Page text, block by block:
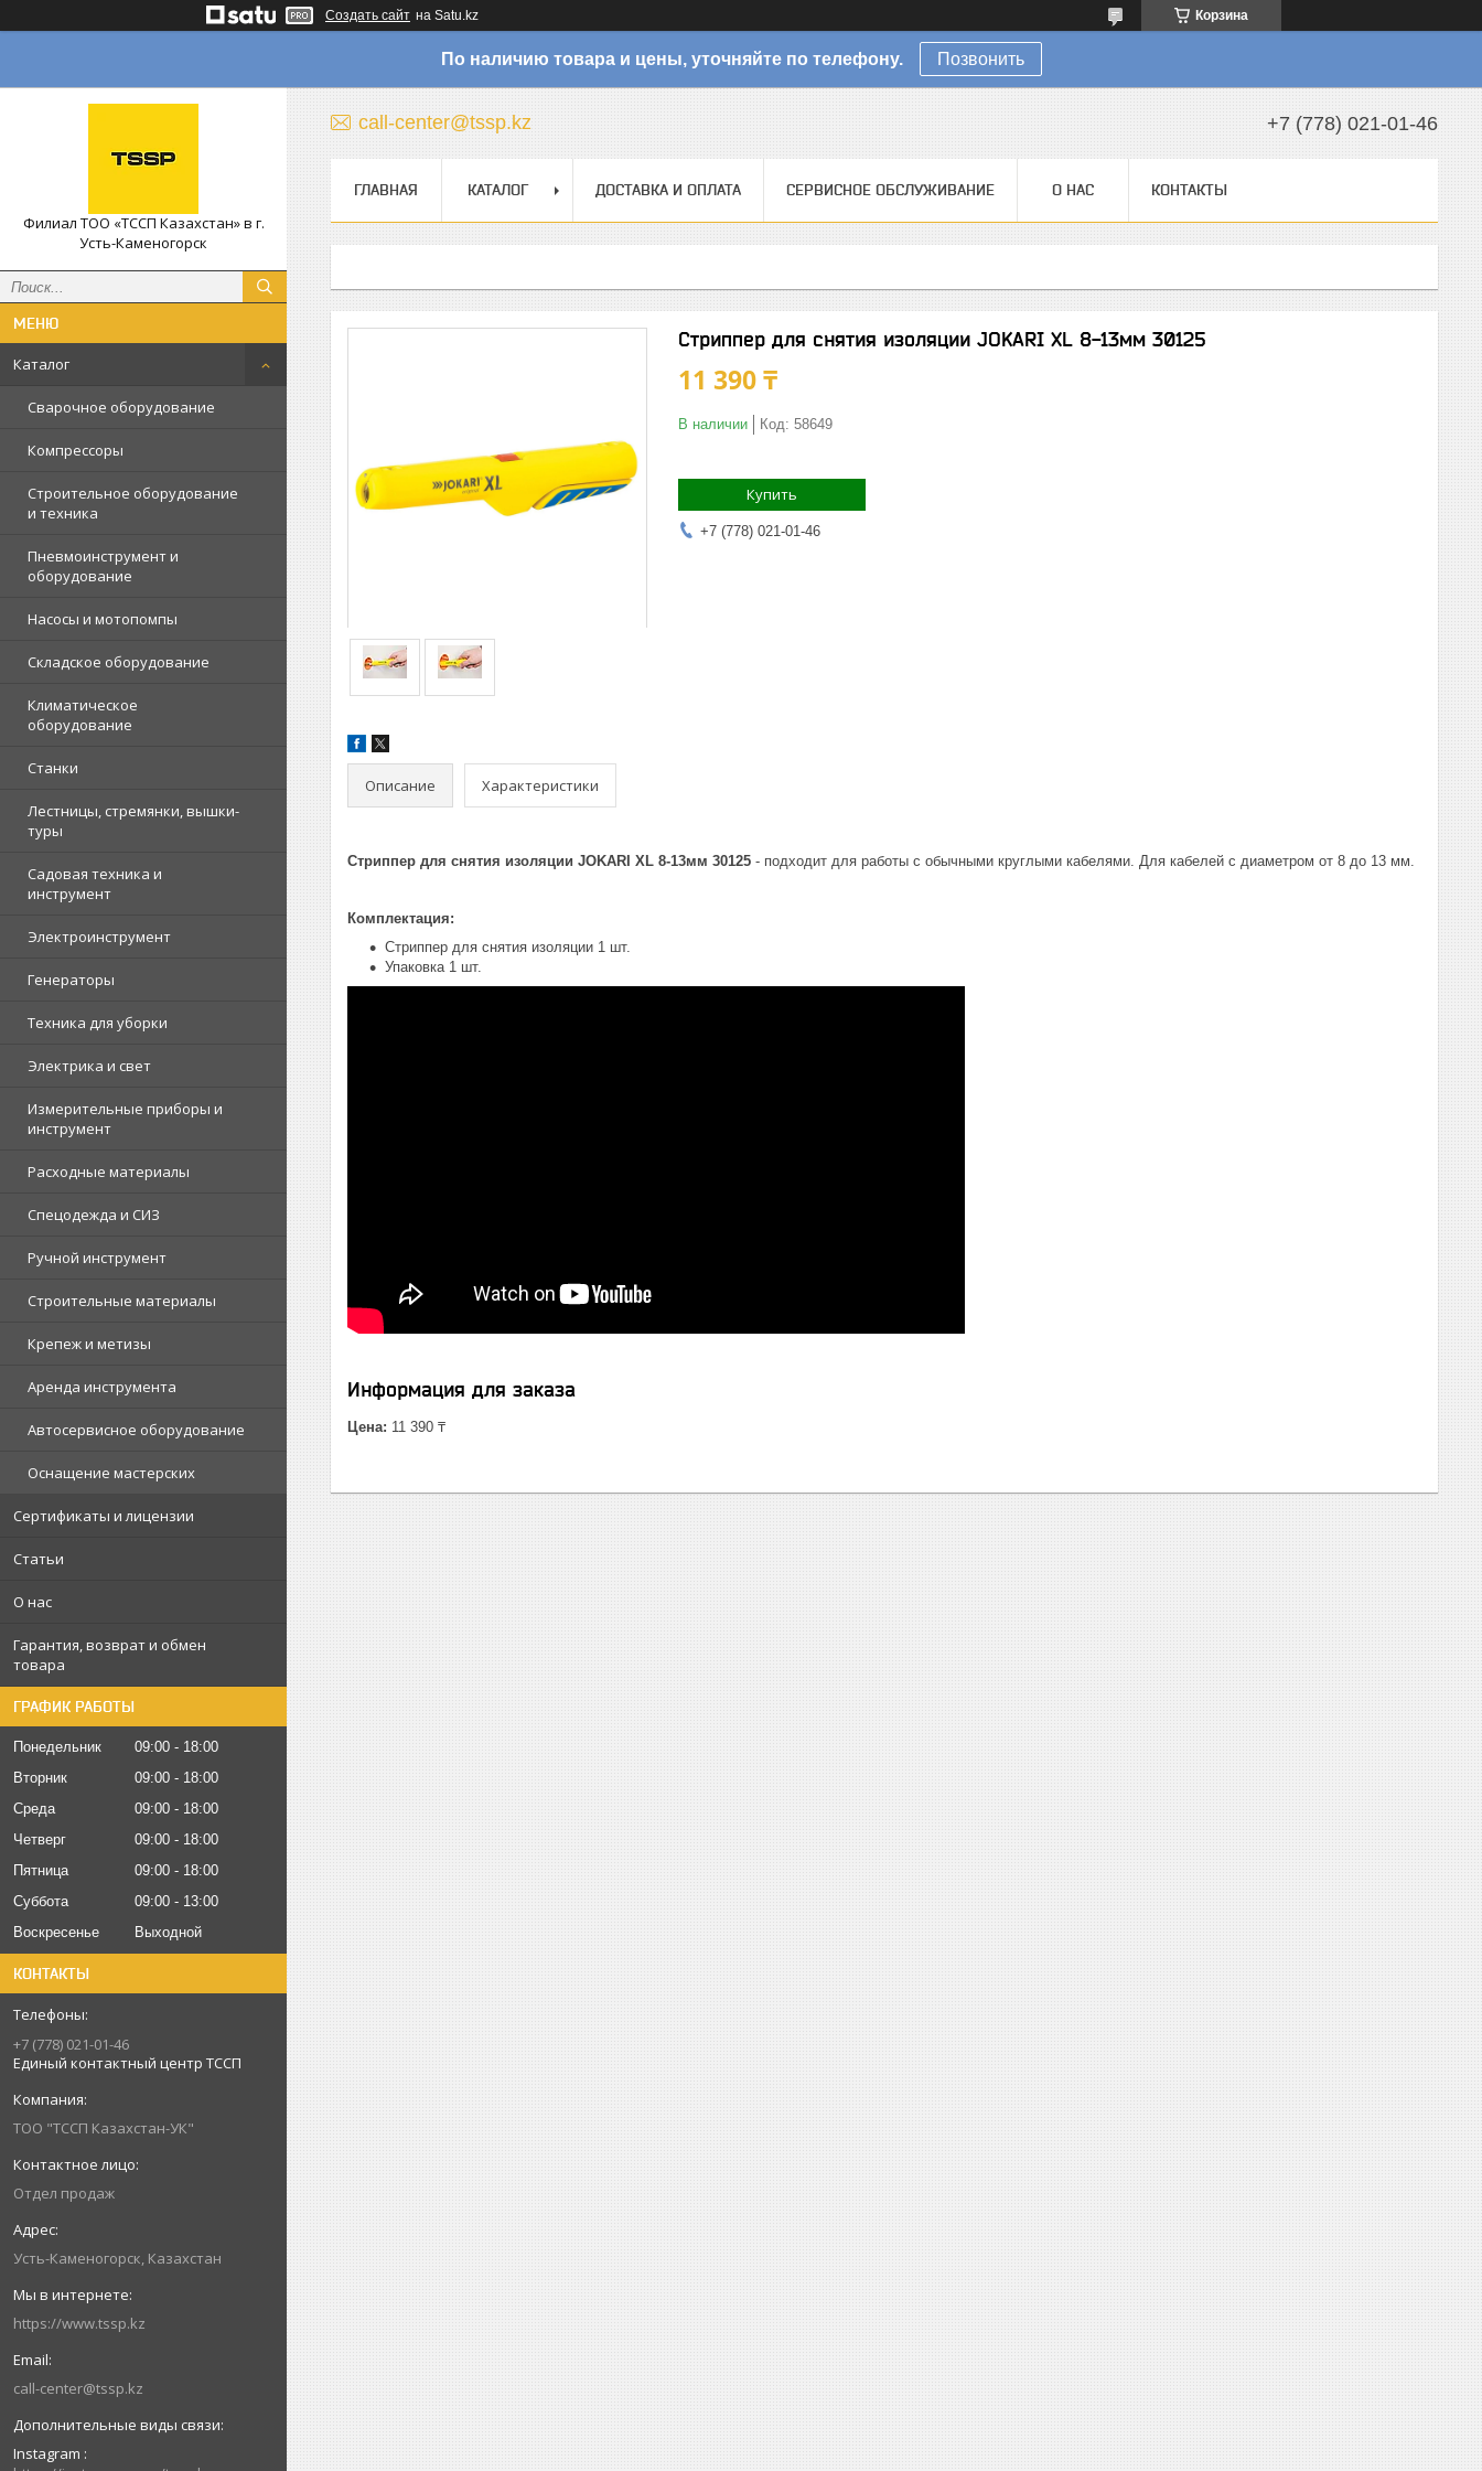
Создать сайт на Satu.kz Корзина
По наличию товара и цены, уточняйте по телефону. Позвонить
Филиал ТОО «ТССП Казахстан» в г.
Усть-Каменогорск
Каталог
Сварочное оборудование
Компрессоры
Строительное оборудование
и техника
Пневмоинструмент и
оборудование
Насосы и мотопомпы
Складское оборудование
Климатическое
оборудование
Станки
Лестницы, стремянки, вышки-
туры
Садовая техника и
инструмент
Электроинструмент
Генераторы
Техника для уборки
Электрика и свет
Измерительные приборы и
инструмент
Расходные материалы
Спецодежда и СИЗ
Ручной инструмент
Строительные материалы
Крепеж и метизы
Аренда инструмента
Автосервисное оборудование
Оснащение мастерских
Сертификаты и лицензии
Статьи
О нас
Гарантия, возврат и обмен
товара
ГРАФИК РАБОТЫ
Понедельник 09:00
18:00
Вторник
09:00
18:00
Среда
09:00
18:00
Четверг
09:00
18:00
Пятница
09:00
18:00
Суббота
09:00
13:00
Воскресенье
Выходной
КОНТАКТЫ
+7 (778) 021-01-46
Единый контактный центр ТССП
ТОО "ТССП Казахстан-УК"
Отдел продаж
Усть-Каменогорск, Казахстан
https://www.tssp.kz
call-center@tssp.kz
Instagram
call-center@tssp.kz +7 (778) 021-01-46
ГЛАВНАЯ КАТАЛОГ ДОСТАВКА И ОПЛАТА СЕРВИСНОЕ ОБСЛУЖИВАНИЕ О НАС КОНТАКТЫ
Стриппер для снятия изоляции JOKARI XL 8-13мм 30125
11 390 ₸
В наличии Код: 58649
Купить
+7 (778) 021-01-46
Описание Характеристики
Стриппер для снятия изоляции JOKARI XL 8-13мм 30125 - подходит для работы с обычными круглыми кабелями. Для кабелей с диаметром от 8 до 13 мм.
Комплектация:
Стриппер для снятия изоляции 1 шт.
Упаковка 1 шт.
Информация для заказа
Цена: 11 390 ₸